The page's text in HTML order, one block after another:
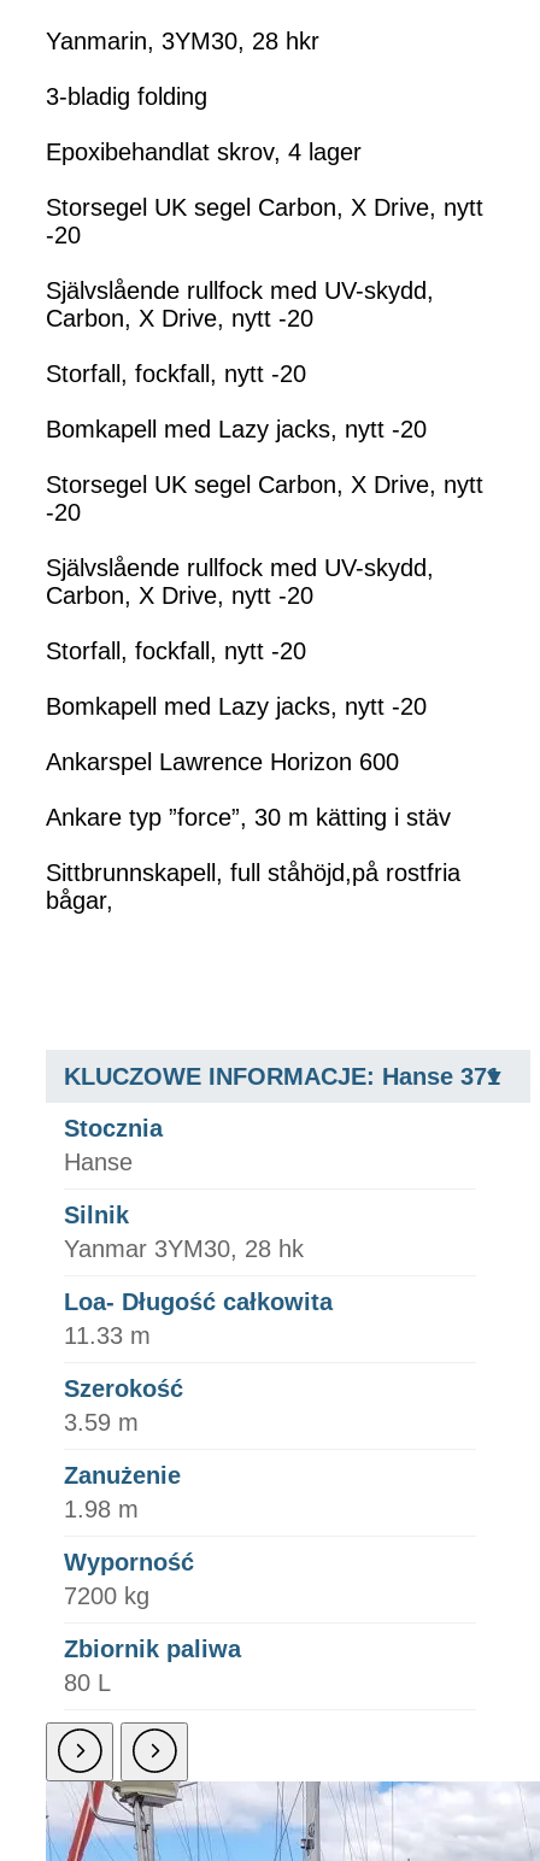
Yanmarin, 3YM30, 28 hkr
3-bladig folding
Epoxibehandlat skrov, 4 lager
Storsegel UK segel Carbon, X Drive, nytt
-20
Självslående rullfock med UV-skydd,
Carbon, X Drive, nytt -20
Storfall, fockfall, nytt -20
Bomkapell med Lazy jacks, nytt -20
Storsegel UK segel Carbon, X Drive, nytt
-20
Självslående rullfock med UV-skydd,
Carbon, X Drive, nytt -20
Storfall, fockfall, nytt -20
Bomkapell med Lazy jacks, nytt -20
Ankarspel Lawrence Horizon 600
Ankare typ ”force”, 30 m kätting i stäv
Sittbrunnskapell, full ståhöjd,på rostfria
bågar,
KLUCZOWE INFORMACJE: Hanse 371
Stocznia
Hanse
Silnik
Yanmar 3YM30, 28 hk
Loa- Długość całkowita
11.33 m
Szerokość
3.59 m
Zanużenie
1.98 m
Wyporność
7200 kg
Zbiornik paliwa
80 L